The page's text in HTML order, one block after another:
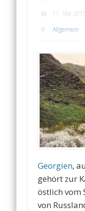
11. Mai
Allgemein
Georgien,
gehört zur
östlich vom
von